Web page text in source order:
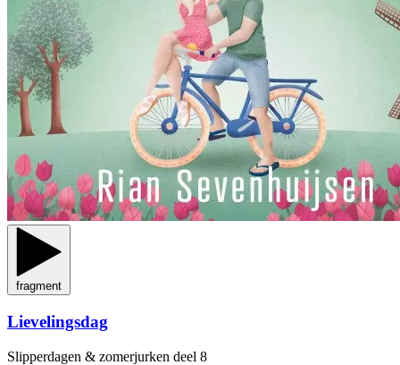
fragment
Lievelingsdag
Slipperdagen & zomerjurken deel 8